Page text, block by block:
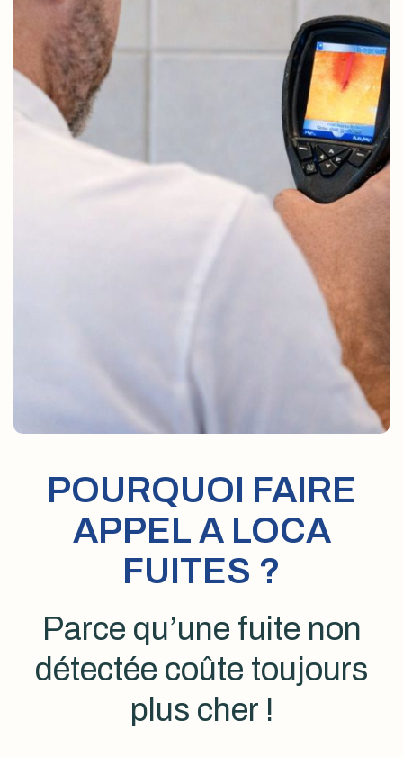
POURQUOI FAIRE
APPEL A LOCA
FUITES ?
Parce qu’une fuite non
détectée coûte toujours
plus cher !